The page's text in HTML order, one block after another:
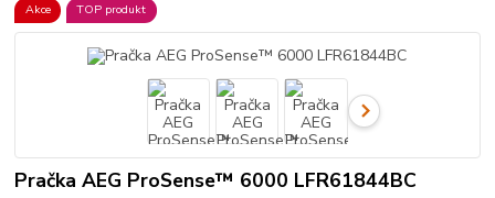
Akce TOP produkt
Pračka AEG ProSense™ 6000 LFR61844BC